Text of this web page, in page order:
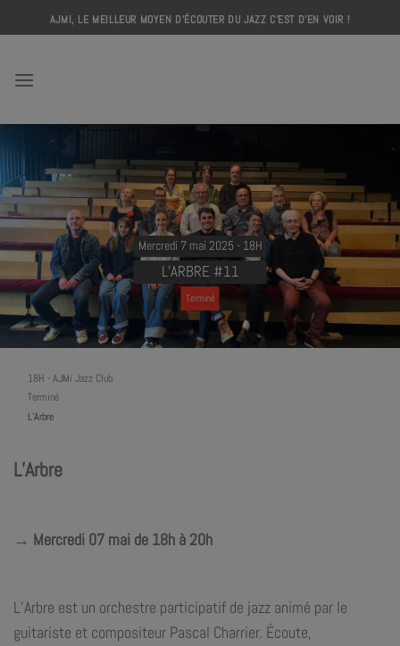
to
AJMI, LE MEILLEUR MOYEN D'ÉCOUTER DU JAZZ C'EST D'EN VOIR !
Mercredi 7 mai 2025 - 18H
L’ARBRE #11
Terminé
18H - AJMi Jazz Club
Terminé
L’Arbre
L’Arbre
→ Mercredi 07 mai de 18h à 20h
L’Arbre est un orchestre participatif de jazz animé par le
guitariste et compositeur Pascal Charrier. Écoute,